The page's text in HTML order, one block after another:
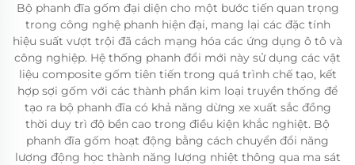
Bộ phanh đĩa gốm đại diện cho một bước tiến quan trọng
trong công nghệ phanh hiện đại, mang lại các đặc tính
hiệu suất vượt trội đã cách mạng hóa các ứng dụng ô tô và
công nghiệp. Hệ thống phanh đổi mới này sử dụng các vật
liệu composite gốm tiên tiến trong quá trình chế tạo, kết
hợp sợi gốm với các thành phần kim loại truyền thống để
tạo ra bộ phanh đĩa có khả năng dừng xe xuất sắc đồng
thời duy trì độ bền cao trong điều kiện khắc nghiệt. Bộ
phanh đĩa gốm hoạt động bằng cách chuyển đổi năng
lượng động học thành năng lượng nhiệt thông qua ma sát